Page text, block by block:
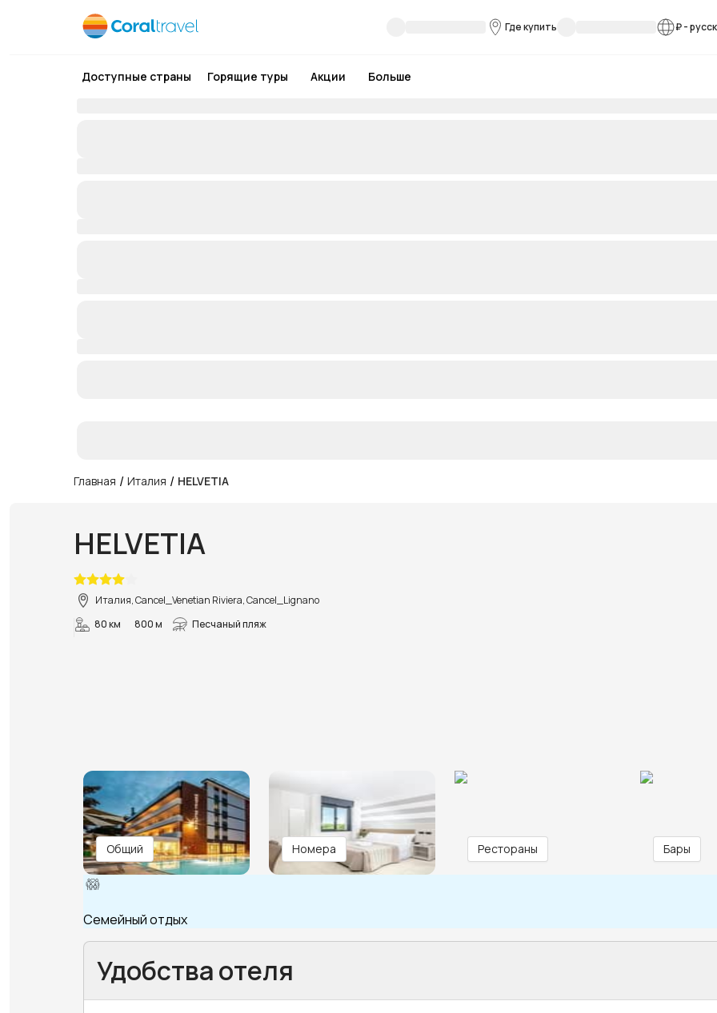
Где купить ₽-
Доступные страны Горящие туры Акции Больше
Главная / Италия / HELVETIA
HELVETIA
Италия, Cancel_Venetian Riviera, Cancel_Lignano
80 км
800 м Песчаный пляж
Общий Номера Рестораны Бары
Семейный отдых
Удобства отеля